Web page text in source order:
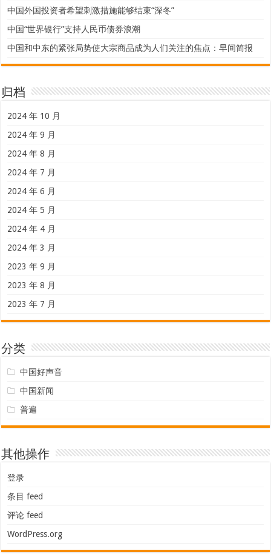
中国外国投资者希望刺激措施能够结束“深冬”
中国“世界银行”支持人民币债券浪潮
中国和中东的紧张局势使大宗商品成为人们关注的焦点：早间简报
归档
2024 年 10 月
2024 年 9 月
2024 年 8 月
2024 年 7 月
2024 年 6 月
2024 年 5 月
2024 年 4 月
2024 年 3 月
2023 年 9 月
2023 年 8 月
2023 年 7 月
分类
中国好声音
中国新闻
普遍
其他操作
登录
条目 feed
评论 feed
WordPress.org